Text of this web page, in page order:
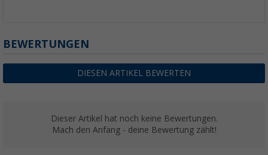
BEWERTUNGEN
DIESEN ARTIKEL BEWERTEN
Dieser Artikel hat noch keine Bewertungen.
Mach den Anfang - deine Bewertung zählt!